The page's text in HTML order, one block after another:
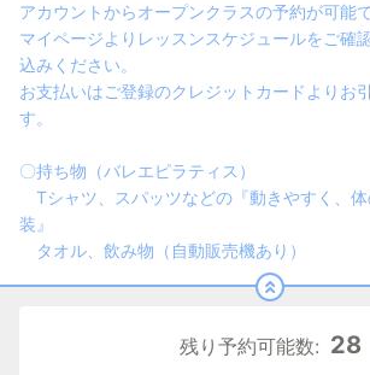
アカウントからオープンクラスの予約が可能で
マイページよりレッスンスケジュールをご確
込みください。
お支払いはご登録のクレジットカードよりお
す。
〇持ち物（バレエピラティス）
Tシャツ、スパッツなどの『動きやすく、
装』
タオル、飲み物（自動販売機あり）
残り予約可能数: 28